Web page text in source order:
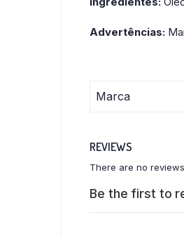
Advertências:
Marca
REVIEWS
There are no
Be the first to